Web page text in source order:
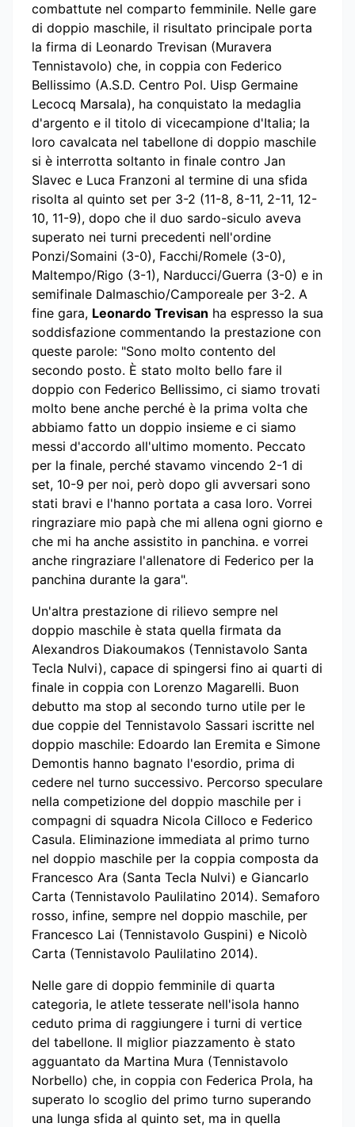
combattute nel comparto femminile. Nelle gare
di doppio maschile, il risultato principale porta
la firma di Leonardo Trevisan (Muravera
Tennistavolo) che, in coppia con Federico
Bellissimo (A.S.D. Centro Pol. Uisp Germaine
Lecocq Marsala), ha conquistato la medaglia
d'argento e il titolo di vicecampione d'Italia; la
loro cavalcata nel tabellone di doppio maschile
si è interrotta soltanto in finale contro Jan
Slavec e Luca Franzoni al termine di una sfida
risolta al quinto set per 3-2 (11-8, 8-11, 2-11, 12-
10, 11-9), dopo che il duo sardo-siculo aveva
superato nei turni precedenti nell'ordine
Ponzi/Somaini (3-0), Facchi/Romele (3-0),
Maltempo/Rigo (3-1), Narducci/Guerra (3-0) e in
semifinale Dalmaschio/Camporeale per 3-2. A
fine gara, Leonardo Trevisan ha espresso la sua
soddisfazione commentando la prestazione con
queste parole: "Sono molto contento del
secondo posto. È stato molto bello fare il
doppio con Federico Bellissimo, ci siamo trovati
molto bene anche perché è la prima volta che
abbiamo fatto un doppio insieme e ci siamo
messi d'accordo all'ultimo momento. Peccato
per la finale, perché stavamo vincendo 2-1 di
set, 10-9 per noi, però dopo gli avversari sono
stati bravi e l'hanno portata a casa loro. Vorrei
ringraziare mio papà che mi allena ogni giorno e
che mi ha anche assistito in panchina. e vorrei
anche ringraziare l'allenatore di Federico per la
panchina durante la gara".
Un'altra prestazione di rilievo sempre nel
doppio maschile è stata quella firmata da
Alexandros Diakoumakos (Tennistavolo Santa
Tecla Nulvi), capace di spingersi fino ai quarti di
finale in coppia con Lorenzo Magarelli. Buon
debutto ma stop al secondo turno utile per le
due coppie del Tennistavolo Sassari iscritte nel
doppio maschile: Edoardo Ian Eremita e Simone
Demontis hanno bagnato l'esordio, prima di
cedere nel turno successivo. Percorso speculare
nella competizione del doppio maschile per i
compagni di squadra Nicola Cilloco e Federico
Casula. Eliminazione immediata al primo turno
nel doppio maschile per la coppia composta da
Francesco Ara (Santa Tecla Nulvi) e Giancarlo
Carta (Tennistavolo Paulilatino 2014). Semaforo
rosso, infine, sempre nel doppio maschile, per
Francesco Lai (Tennistavolo Guspini) e Nicolò
Carta (Tennistavolo Paulilatino 2014).
Nelle gare di doppio femminile di quarta
categoria, le atlete tesserate nell'isola hanno
ceduto prima di raggiungere i turni di vertice
del tabellone. Il miglior piazzamento è stato
agguantato da Martina Mura (Tennistavolo
Norbello) che, in coppia con Federica Prola, ha
superato lo scoglio del primo turno superando
una lunga sfida al quinto set, ma in quella